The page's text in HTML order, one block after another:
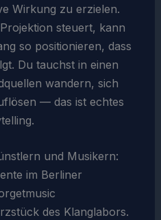
Wirkung zu erzielen.
steuert, kann
so positionieren, dass
Du tauchst in einen
wandern, sich
— das ist echtes
und Musikern:
im Berliner
des Klanglabors.